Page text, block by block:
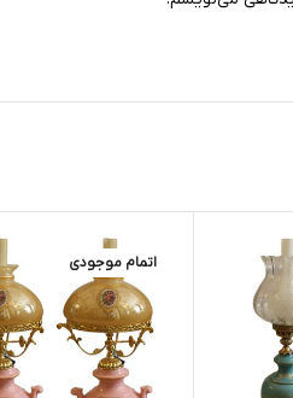
اتمام موجودی